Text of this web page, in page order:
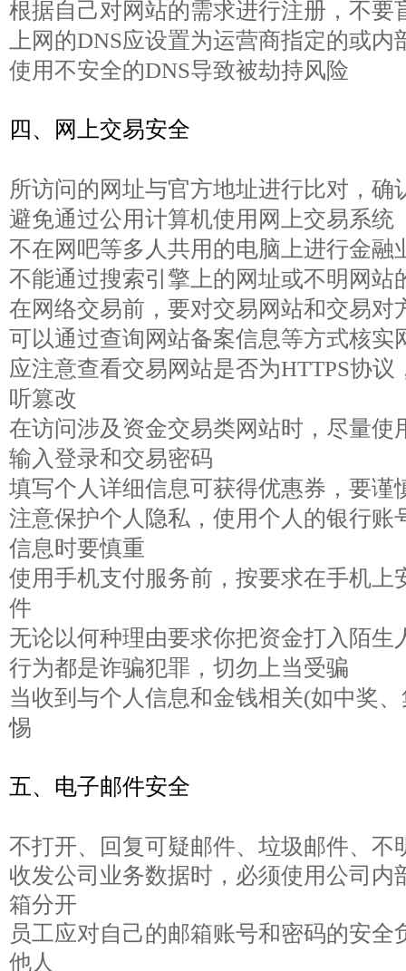
根据自己对网站的需求进行注册，不要
上网的DNS应设置为运营商指定的或
使用不安全的DNS导致被劫持风险
四、网上交易安全
所访问的网址与官方地址进行比对，确
避免通过公用计算机使用网上交易系统
不在网吧等多人共用的电脑上进行金融
不能通过搜索引擎上的网址或不明网站
在网络交易前，要对交易网站和交易对
可以通过查询网站备案信息等方式核实
应注意查看交易网站是否为HTTPS协
听篡改
在访问涉及资金交易类网站时，尽量使
输入登录和交易密码
填写个人详细信息可获得优惠券，要谨
注意保护个人隐私，使用个人的银行账
信息时要慎重
使用手机支付服务前，按要求在手机上
件
无论以何种理由要求你把资金打入陌生
行为都是诈骗犯罪，切勿上当受骗
当收到与个人信息和金钱相关(如中奖
惕
五、电子邮件安全
不打开、回复可疑邮件、垃圾邮件、不
收发公司业务数据时，必须使用公司内
箱分开
员工应对自己的邮箱账号和密码的安
他人